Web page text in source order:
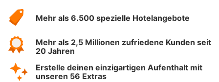
Hotelspecials
Mehr als 6.500 spezielle Hotelangebote
Mehr als 2,5 Millionen zufriedene Kunden seit
20 Jahren
Erstelle deinen einzigartigen Aufenthalt mit
unseren 56 Extras